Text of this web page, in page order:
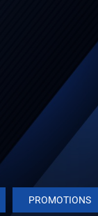
PROMOTIONS